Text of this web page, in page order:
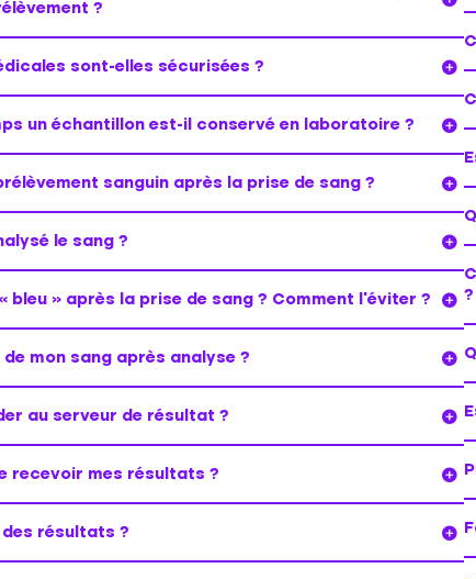
?
?
sont-elles sécurisées ?
un échantillon est-il conservé en laboratoire ?
sanguin après la prise de sang ?
le sang ?
bleu » après la prise de sang ? Comment l’éviter ?
mon sang après analyse ?
au serveur de résultat ?
recevoir mes résultats ?
des résultats ?